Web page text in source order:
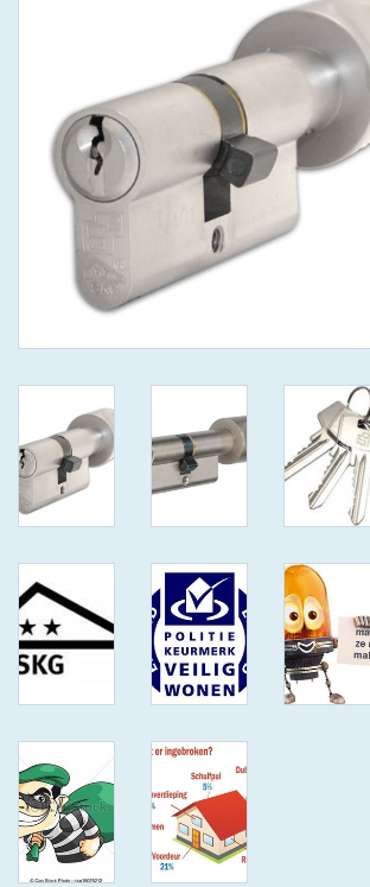
S2 CILINDERSLOTEN IN IEDERE
GEWENSTE MAAT MET
KEERSLEUTEL
(GAATJES)VEILIGE
GENUMMERDE SLEUTELS
SKG**
ISEO F 6 EXTRA S
ANTIKERNTREK ZWART IN
VEILIGE SLEUTELS SKG***
ISEO F 6 EXTRA S
ANTIKERNTREK IN IEDERE
GEWENSTE MAAT MET
ISEO F9 ANTIKERNTREK IN
IEDERE GEWENSTE MAAT MET
GEWONE SLEUTELS MET
CERTIFICAAT SKG***
BOLD ELECTRONISCHE
CILINDERS OPEN JE SLOT MET
TELEFOON OF CLICKER WIFI
AFSTAND.